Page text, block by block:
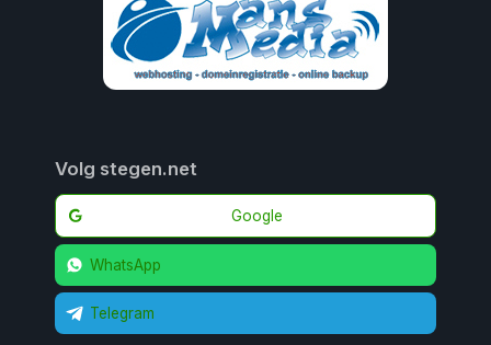
Volg stegen.net
Google
WhatsApp
Telegram